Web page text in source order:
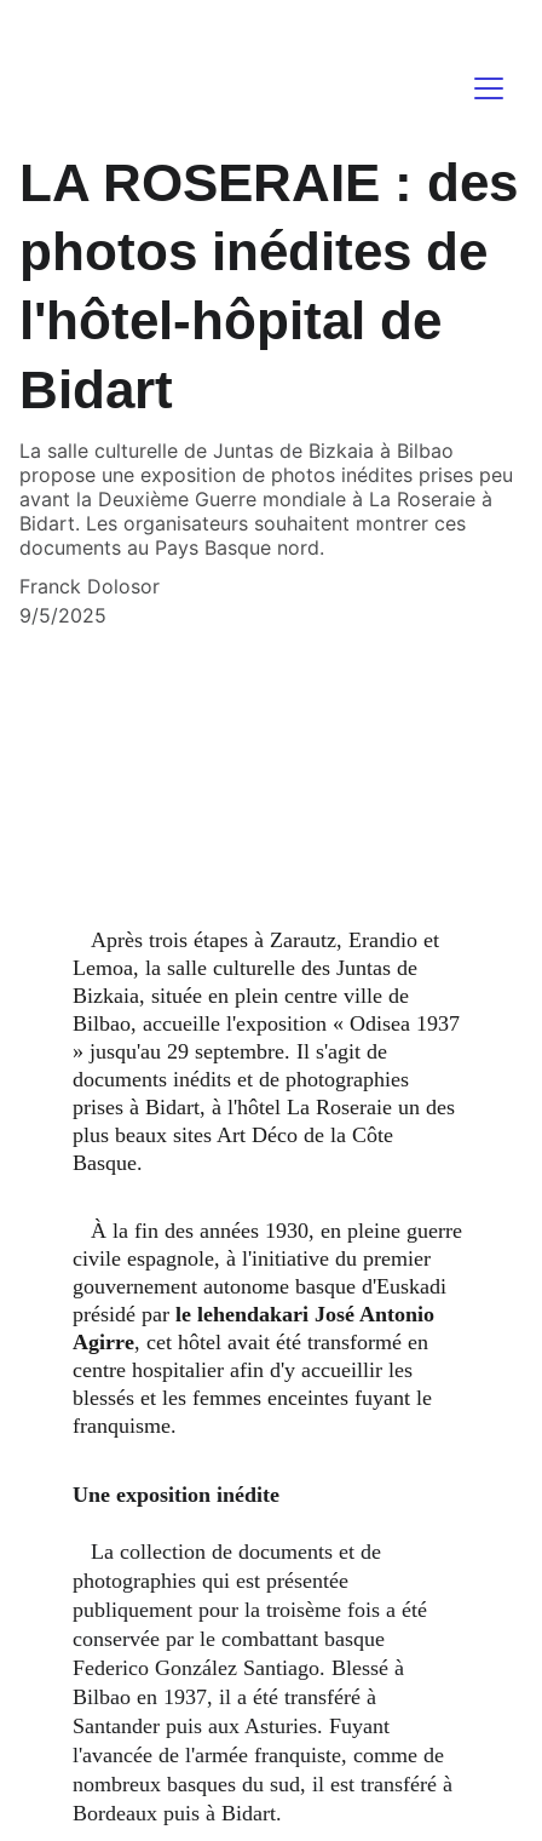
LA ROSERAIE : des
photos inédites de
l'hôtel-hôpital de
Bidart
La salle culturelle de Juntas de Bizkaia à Bilbao
propose une exposition de photos inédites prises peu
avant la Deuxième Guerre mondiale à La Roseraie à
Bidart. Les organisateurs souhaitent montrer ces
documents au Pays Basque nord.
Franck Dolosor
9/5/2025
Lemoa, la salle culturelle des Juntas de
Bizkaia, située en plein centre ville de
Bilbao, accueille l'exposition « Odisea 1937
» jusqu'au 29 septembre. Il s'agit de
documents inédits et de photographies
prises à Bidart, à l'hôtel La Roseraie un des
plus beaux sites Art Déco de la Côte
Basque.
civile espagnole, à l'initiative du premier
gouvernement autonome basque d'Euskadi
présidé par le lehendakari José Antonio
Agirre, cet hôtel avait été transformé en
centre hospitalier afin d'y accueillir les
blessés et les femmes enceintes fuyant le
franquisme.
Une exposition inédite
photographies qui est présentée
publiquement pour la troisème fois a été
conservée par le combattant basque
Federico González Santiago. Blessé à
Bilbao en 1937, il a été transféré à
Santander puis aux Asturies. Fuyant
l'avancée de l'armée franquiste, comme de
nombreux basques du sud, il est transféré à
Bordeaux puis à Bidart.